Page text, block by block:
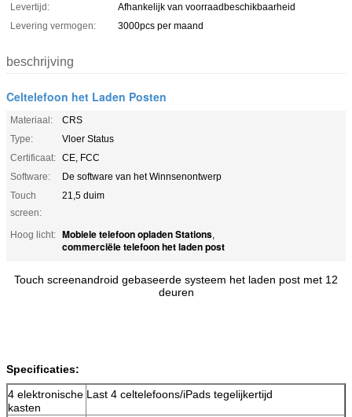
Levertijd:
Afhankelijk van voorraadbeschikbaarheid
Levering vermogen:
3000pcs per maand
beschrijving
Celtelefoon het Laden Posten
Materiaal:
CRS
Type:
Vloer Status
Certificaat: CE, FCC
Software:
De software van het Winnsenontwerp
Touch
screen:
21,5 duim
Hoog licht: Mobiele telefoon opladen Stations,
commerciële telefoon het laden post
Touch screenandroid gebaseerde systeem het laden post met 12
deuren
Specificaties:
4 elektronische
kasten
Last 4 celtelefoons/iPads tegelijkertijd